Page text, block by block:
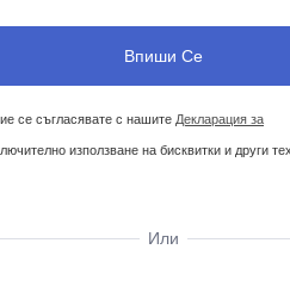
се съгласявате с нашитеДекларация за
използване на бисквитки и други
Или